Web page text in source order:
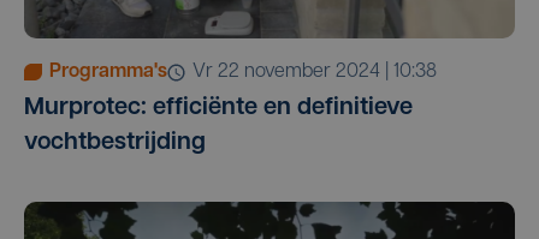
Programma's vr 22 november 2024 | 10:38
Murprotec: efficiënte en definitieve
vochtbestrijding